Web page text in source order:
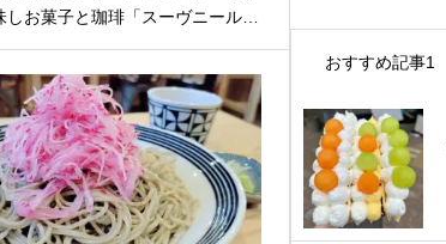
しお菓子と珈琲「スーヴニール…
おすすめ記事1